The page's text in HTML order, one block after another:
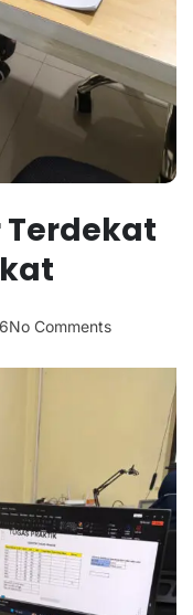
No Comments